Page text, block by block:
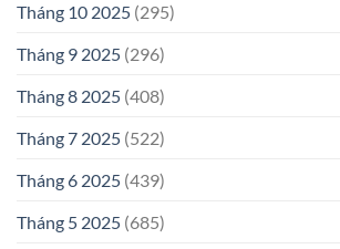
Tháng 10 2025 (295)
Tháng 9 2025 (296)
Tháng 8 2025 (408)
Tháng 7 2025 (522)
Tháng 6 2025 (439)
Tháng 5 2025 (685)